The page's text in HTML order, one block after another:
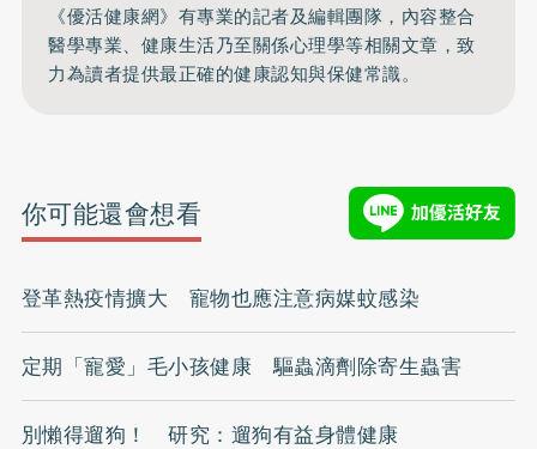
《優活健康網》有專業的記者及編輯團隊，內容整合
醫學專業、健康生活乃至關係心理學等相關文章，致
力為讀者提供最正確的健康認知與保健常識。
你可能還會想看
登革熱疫情擴大 寵物也應注意病媒蚊感染
定期「寵愛」毛小孩健康 驅蟲滴劑除寄生蟲害
別懶得遛狗！ 研究：遛狗有益身體健康